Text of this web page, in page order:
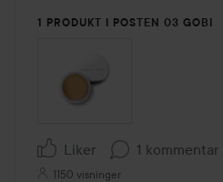
1 PRODUKT I POSTEN 03 GOBI
Liker 1 kommentar
1150 visninger